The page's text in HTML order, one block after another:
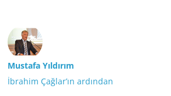
Mustafa Yıldırım
İbrahim Çağlar’ın ardından